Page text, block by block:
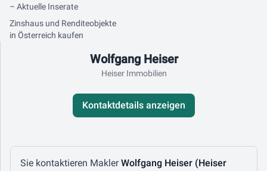
– Aktuelle Inserate
Zinshaus und Renditeobjekte
in Österreich kaufen
Wolfgang Heiser
Heiser Immobilien
Kontaktdetails anzeigen
Nachricht schreiben
Sie kontaktieren MaklerWolfgang Heiser (Heiser